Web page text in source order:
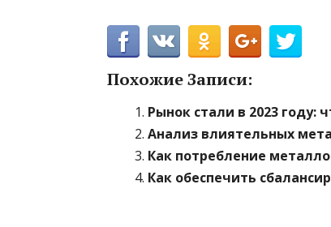
Похожие Записи:
Рынок стали в 2023 году:
Анализ влиятельных
Как потребление
Как обеспечить